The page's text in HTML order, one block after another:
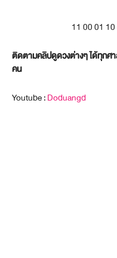
11 00 01
ติดตามคลิปดูดวงต่างๆ ได้ทุกศา
คน
Youtube :Doduangd